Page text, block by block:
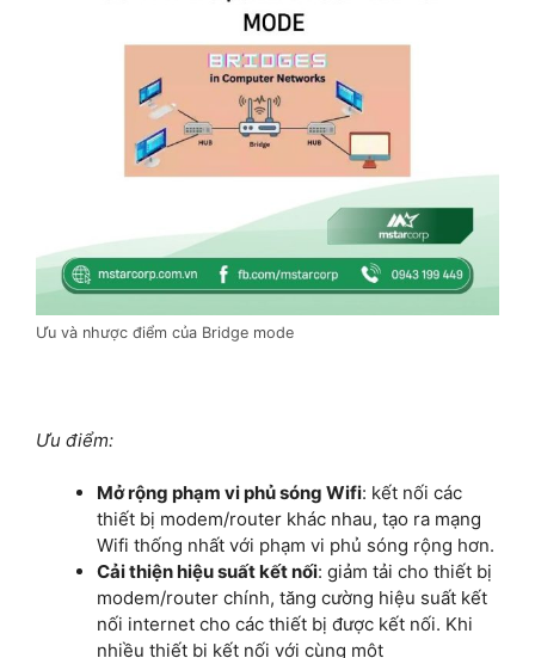
Ưu và nhược điểm của Bridge mode
Ưu điểm:
Mở rộng phạm vi phủ sóng Wifi: kết nối các
thiết bị modem/router khác nhau, tạo ra mạng
Wifi thống nhất với phạm vi phủ sóng rộng hơn.
Cải thiện hiệu suất kết nối: giảm tải cho thiết bị
modem/router chính, tăng cường hiệu suất kết
nối internet cho các thiết bị được kết nối. Khi
nhiều thiết bị kết nối với cùng một